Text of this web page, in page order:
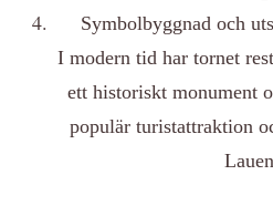
Symbolbyggnad och
I modern tid har tornet
ett historiskt monument
populär turistattraktion